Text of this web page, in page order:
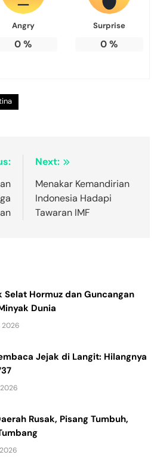
Angry
0%
Surprise
0%
Next:
Menakar Kemandirian
Indonesia Hadapi
Tawaran IMF
Selat Hormuz dan Guncangan
Dunia
2026
Jejak di Langit: Hilangnya
Rusak, Pisang Tumbuh,